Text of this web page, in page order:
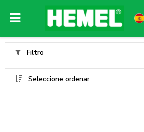
Filtro
Seleccione ordenar